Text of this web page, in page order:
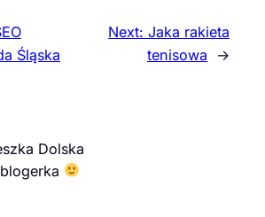
Śląska
Next: Jaka rakieta
tenisowa
→
Dolska
blogerka